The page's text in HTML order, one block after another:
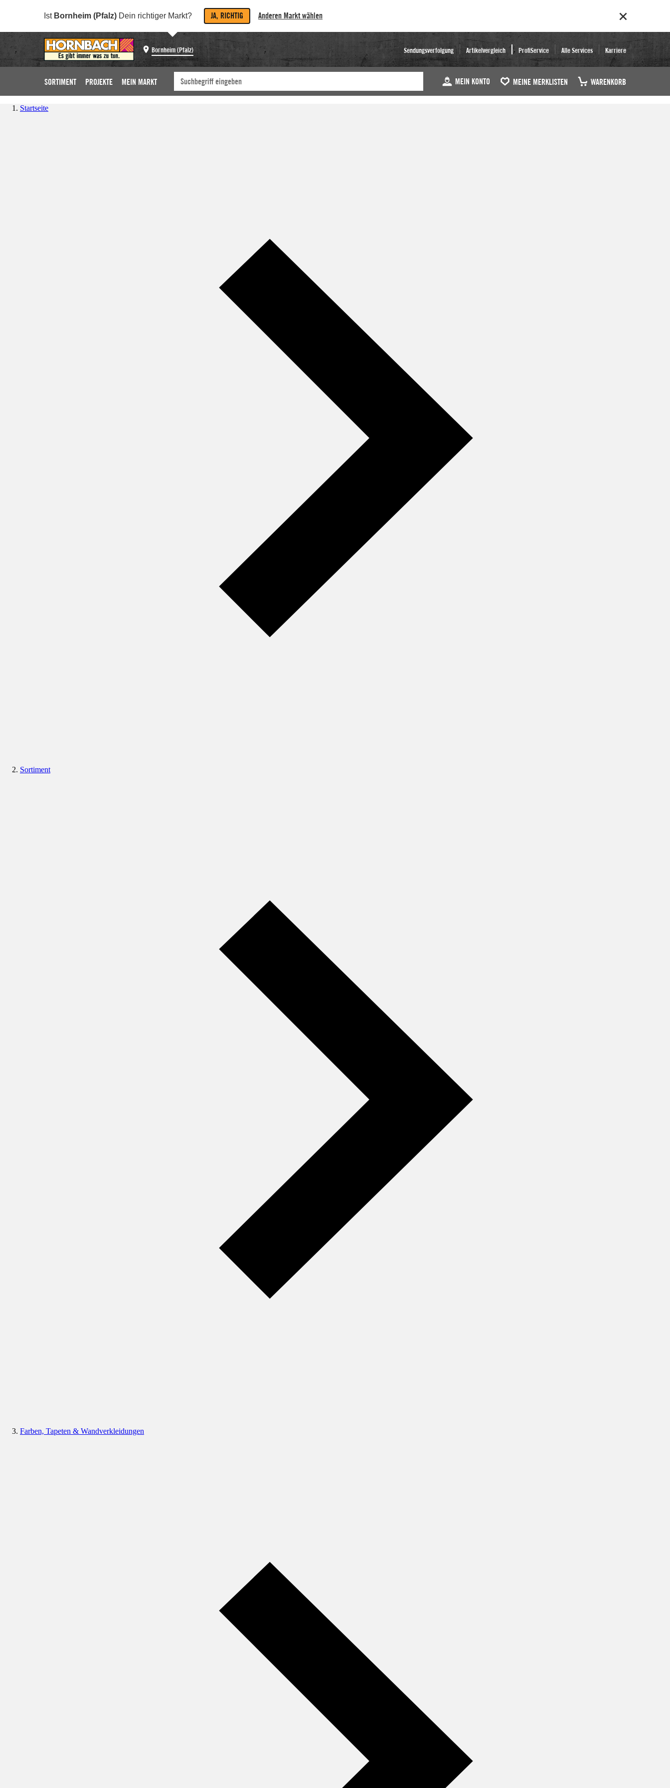
Ist Bornheim (Pfalz) Dein richtiger Markt? JA, RICHTIG Anderen Markt wählen
Bornheim (Pfalz) Sendungsverfolgung Artikelvergleich ProfiService Alle Services Karriere
SORTIMENT PROJEKTE MEIN MARKT MEIN KONTO MEINE MERKLISTEN WARENKORB
Startseite
Sortiment
Farben, Tapeten & Wandverkleidungen